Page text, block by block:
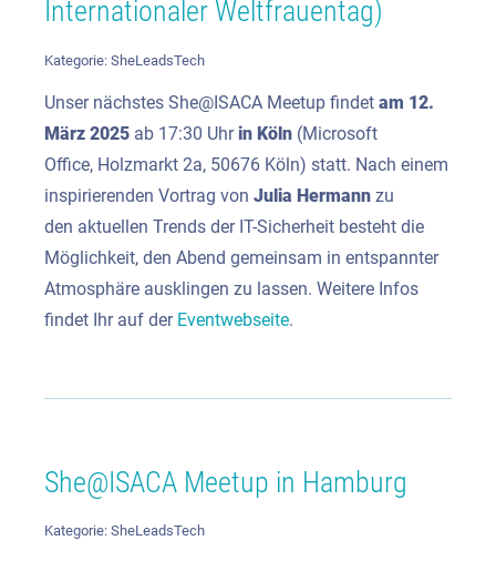
Internationaler Weltfrauentag)
Kategorie: SheLeadsTech
Unser nächstes She@ISACA Meetup findet am 12.
März 2025 ab 17:30 Uhrin Köln (Microsoft
Office, Holzmarkt 2a, 50676 Köln) statt. Nach einem
inspirierenden Vortrag von Julia Hermann zu
den aktuellen Trends der IT-Sicherheit besteht die
Möglichkeit, den Abend gemeinsam in entspannter
Atmosphäre ausklingen zu lassen. Weitere Infos
findet Ihr auf derEventwebseite.
She@ISACA Meetup in Hamburg
Kategorie: SheLeadsTech